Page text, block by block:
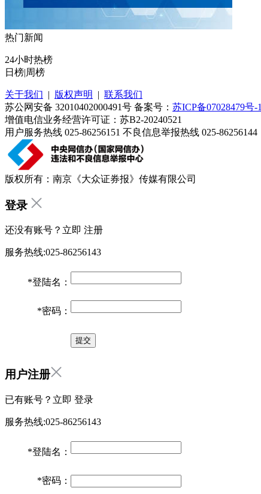
热门新闻
24小时热榜
日榜|周榜
关于我们 | 版权声明 | 联系我们
苏公网安备 32010402000491号 备案号： 苏ICP备07028479号-1
增值电信业务经营许可证：苏B2-20240521
用户服务热线 025-86256151 不良信息举报热线 025-86256144
版权所有：南京《大众证券报》传媒有限公司
登录
还没有账号？立即 注册
服务热线:025-86256143
*登陆名：
*密码：
用户注册
已有账号？立即 登录
服务热线:025-86256143
*登陆名：
*密码：